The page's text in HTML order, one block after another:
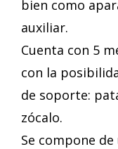
bien como
auxiliar.
Cuenta con 5
con la
de soporte:
zócalo.
Se compone